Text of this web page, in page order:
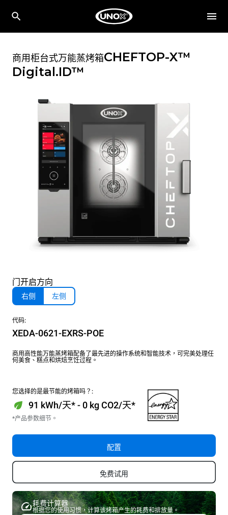
商用柜台式万能蒸烤箱CHEFTOP-X™
Digital.ID™
门开启方向
右侧 左侧
代码:
XEDA-0621-EXRS-POE
商用高性能万能蒸烤箱配备了最先进的操作系统和智能技术，可完美处理任
何美食、糕点和烘焙烹饪过程。
您选择的是最节能的烤箱吗？:
91 kWh/天* - 0 kg CO2/天*
*产品参数细节。
配置
免费试用
耗费计算器
根据您的使用习惯，计算该烤箱产生的耗费和排放量。